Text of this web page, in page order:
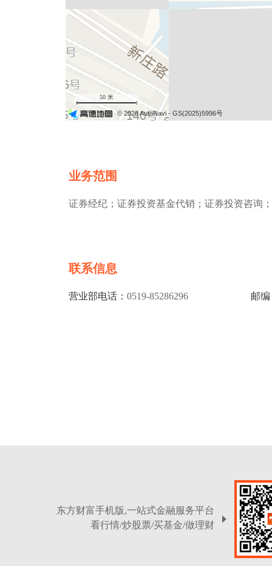
50 米
© 2026 AutoNavi - GS(2025)5996号
业务范围
证券经纪；证券投资基金代销；证券投资咨询
联系信息
营业部电话： 0519-85286296 邮编
东方财富手机版,一站式金融服务平台
看行情/炒股票/买基金/做理财